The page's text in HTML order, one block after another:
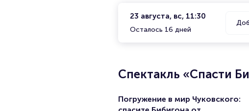
23 августа, вс, 11:30
Осталось 16 дней
Спектакль «Спасти
Погружение в мир Чуковского: